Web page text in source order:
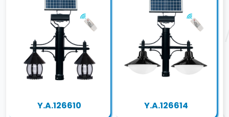
Y.A.126610 Y.A.126614